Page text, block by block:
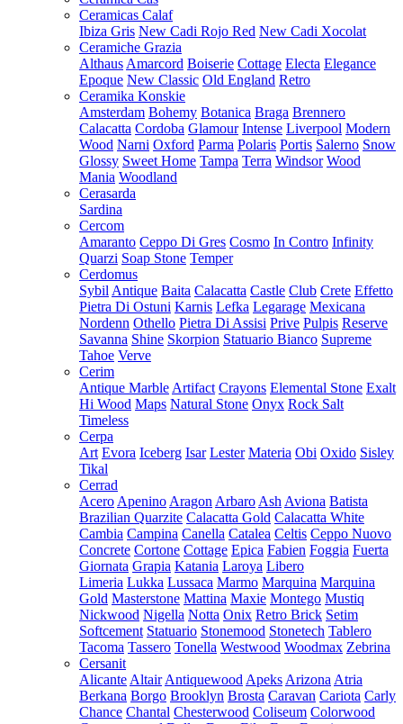
Ceramicas Calaf
Ibiza Gris New Cadi Rojo Red New Cadi Xocolat
Ceramiche Grazia
Althaus Amarcord Boiserie Cottage Electa Elegance
Epoque New Classic Old England Retro
Ceramika Konskie
Amsterdam Bohemy Botanica Braga Brennero
Calacatta Cordoba Glamour Intense Liverpool Modern
Wood Narni Oxford Parma Polaris Portis Salerno Snow
Glossy Sweet Home Tampa Terra Windsor Wood
Mania Woodland
Cerasarda
Sardina
Cercom
Amaranto Ceppo Di Gres Cosmo In Contro Infinity
Quarzi Soap Stone Temper
Cerdomus
Sybil Antique Baita Calacatta Castle Club Crete Effetto
Pietra Di Ostuni Karnis Lefka Legarage Mexicana
Nordenn Othello Pietra Di Assisi Prive Pulpis Reserve
Savanna Shine Skorpion Statuario Bianco Supreme
Tahoe Verve
Cerim
Antique Marble Artifact Crayons Elemental Stone Exalt
Hi Wood Maps Natural Stone Onyx Rock Salt
Timeless
Cerpa
Art Evora Iceberg Isar Lester Materia Obi Oxido Sisley
Tikal
Cerrad
Acero Apenino Aragon Arbaro Ash Aviona Batista
Brazilian Quarzite Calacatta Gold Calacatta White
Cambia Campina Canella Catalea Celtis Ceppo Nuovo
Concrete Cortone Cottage Epica Fabien Foggia Fuerta
Giornata Grapia Katania Laroya Libero
Limeria Lukka Lussaca Marmo Marquina Marquina
Gold Masterstone Mattina Maxie Montego Mustiq
Nickwood Nigella Notta Onix Retro Brick Setim
Softcement Statuario Stonemood Stonetech Tablero
Tacoma Tassero Tonella Westwood Woodmax Zebrina
Cersanit
Alicante Altair Antiquewood Apeks Arizona Atria
Berkana Borgo Brooklyn Brosta Caravan Cariota Carly
Chance Chantal Chesterwood Coliseum Colorwood